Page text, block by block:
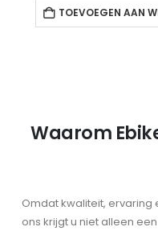
TOEVOEGEN AAN
Waarom
Omdat kwaliteit, ervaring
ons krijgt u niet alleen